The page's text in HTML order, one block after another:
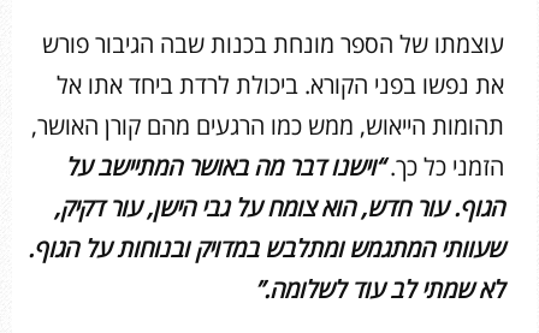
עוצמתו של הספר מונחת בכנות שבה הגיבור פורש
את נפשו בפני הקורא. ביכולת לרדת ביחד אתו אל
תהומות הייאוש, ממש כמו הרגעים מהם קורן האושר,
הזמני כל כך.“וישנו דבר מה באושר המתיישב על
הגוף. עור חדש, הוא צומח על גבי הישן, עור דקיק,
שעוותי המתגמש ומתלבש במדויק ובנוחות על הגוף.
לא שמתי לב עוד לשלומה.”